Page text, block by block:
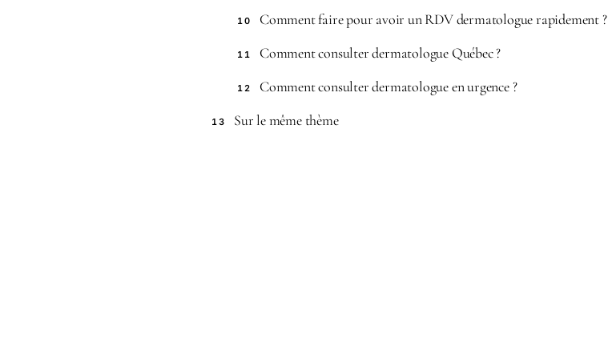
10 Comment faire pour avoir un RDV dermatologue rapidement ?
11 Comment consulter dermatologue Québec ?
12 Comment consulter dermatologue en urgence ?
13 Sur le même thème